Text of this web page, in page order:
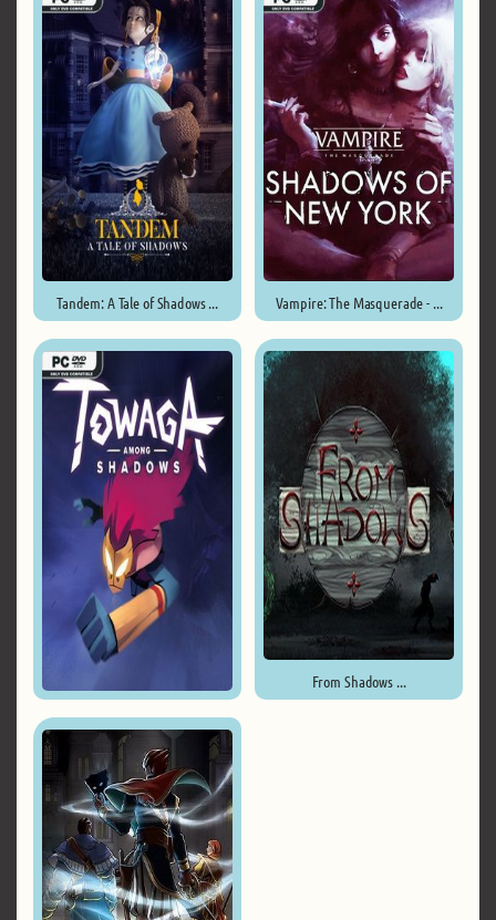
Tandem: A Tale of Shadows ... Vampire: The Masquerade - ...
From Shadows ...